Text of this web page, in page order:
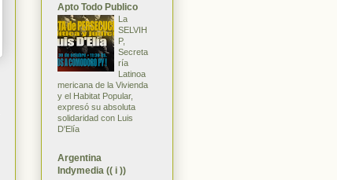
Apto Todo Publico
La
SELVIH
P,
Secreta
ría
Latinoa
mericana de la Vivienda
y el Habitat Popular,
expresó su absoluta
solidaridad con Luis
D'Elía
Argentina
Indymedia (( i ))